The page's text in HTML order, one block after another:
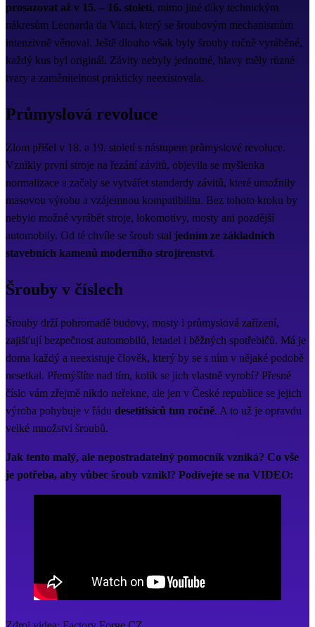
prosazovat až v 15. – 16. století, mimo jiné díky technickým
nákresům Leonarda da Vinci, který se šroubovým mechanismům
intenzivně věnoval. Ještě dlouho však byly šrouby ručně vyráběné,
každý kus byl originál. Závity nebyly jednotné, hlavy měly různé
tvary a zaměnitelnost prakticky neexistovala.
Průmyslová revoluce
Zlom přišel v 18. a 19. století s nástupem průmyslové revoluce.
Vznikly první stroje na řezání závitů, objevila se myšlenka
normalizace a začaly se vytvářet standardy závitů, které umožnily
masovou výrobu a vzájemnou kompatibilitu. Bez tohoto kroku by
nebylo možné vyrábět stroje, lokomotivy, mosty ani pozdější
automobily. Od té chvíle se šroub stal jedním ze základních
stavebních kamenů moderního strojírenství.
Šrouby v číslech
Šrouby drží pohromadě budovy, mosty i průmyslová zařízení,
zajišťují bezpečnost automobilů, letadel i běžných spotřebičů. Má je
doma každý a neexistuje člověk, který by se s ním v nějaké podobě
nesetkal. Přemýšlíte nad tím, kolik se jich vlastně vyrobí? Přesné
číslo vám zřejmě nikdo neřekne, ale jen v České republice se jejich
výroba pohybuje v řádu desetitisíců tun ročně. A to už je opravdu
velké množství šroubů.
Jak tento malý, ale nepostradatelný pomocník vzniká? Co vše
je potřeba, aby vůbec šroub vznikl? Podívejte se na VIDEO: